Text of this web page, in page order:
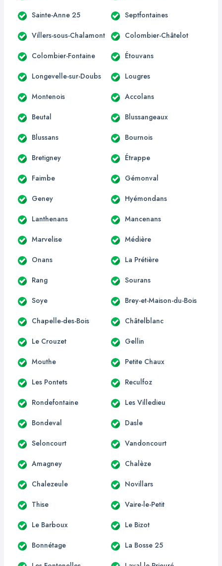
Sainte-Anne 25 Septfontaines
Villers-sous-Chalamont Colombier-Châtelot
Colombier-Fontaine Étouvans
Longevelle-sur-Doubs Lougres
Montenois Accolans
Beutal Blussangeaux
Blussans Bournois
Bretigney Étrappe
Faimbe Gémonval
Geney Hyémondans
Lanthenans Mancenans
Marvelise Médière
Onans La Prétière
Rang Sourans
Soye Brey-et-Maison-du-Bois
Chapelle-des-Bois Châtelblanc
Le Crouzet Gellin
Mouthe Petite Chaux
Les Pontets Reculfoz
Rondefontaine Les Villedieu
Bondeval Dasle
Seloncourt Vandoncourt
Amagney Chalèze
Chalezeule Novillars
Thise Vaire-le-Petit
Le Barboux Le Bizot
Bonnétage La Bosse 25